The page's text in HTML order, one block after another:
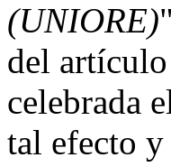
(UNIORE)
del
celebrada
tal efecto